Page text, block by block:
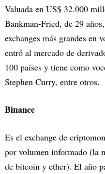
Valuada en US$ 32.000
Bankman-Fried, de 29
exchanges más grandes en
entró al mercado de
100 países y tiene como
Stephen Curry, entre otros.
Binance
Es el exchange de
por volumen informado (la
de bitcoin y ether). El año